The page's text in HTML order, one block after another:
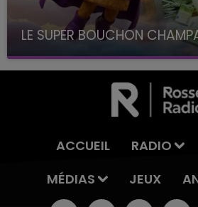
LE SUPER BOUCHON
avec La Famille Champagne
ACCUEIL RADIO
MÉDIAS
JEUX